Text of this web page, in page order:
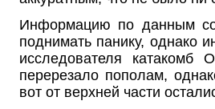
Информацию по данным
поднимать панику, однако
исследователя катакомб
перерезало пополам,
вот от верхней части